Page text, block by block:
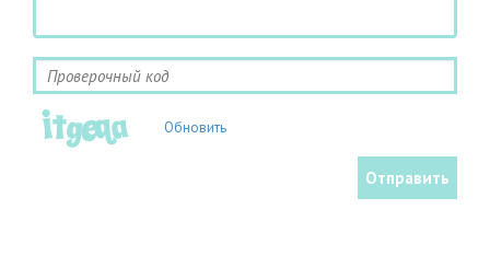
Обновить